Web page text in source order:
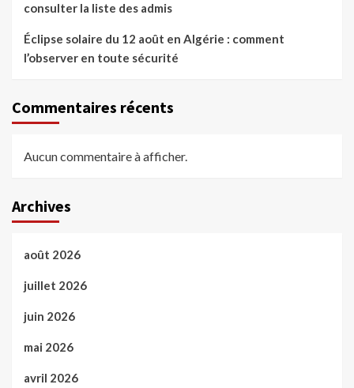
consulter la liste des admis
Éclipse solaire du 12 août en Algérie : comment
l’observer en toute sécurité
Commentaires récents
Aucun commentaire à afficher.
Archives
août 2026
juillet 2026
juin 2026
mai 2026
avril 2026